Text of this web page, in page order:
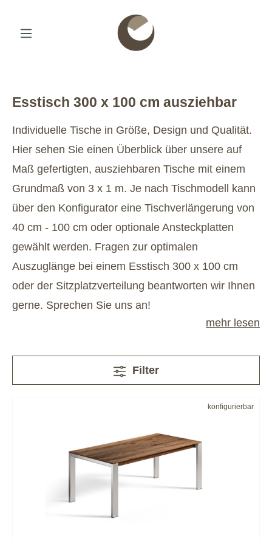
Esstisch 300 x 100 cm ausziehbar
Individuelle Tische in Größe, Design und Qualität.
Hier sehen Sie einen Überblick über unsere auf
Maß gefertigten, ausziehbaren Tische mit einem
Grundmaß von 3 x 1 m. Je nach Tischmodell kann
über den Konfigurator eine Tischverlängerung von
40 cm - 100 cm oder optionale Ansteckplatten
gewählt werden. Fragen zur optimalen
Auszuglänge bei einem Esstisch 300 x 100 cm
oder der Sitzplatzverteilung beantworten wir Ihnen
gerne. Sprechen Sie uns an!
mehr lesen
Filter
konfigurierbar